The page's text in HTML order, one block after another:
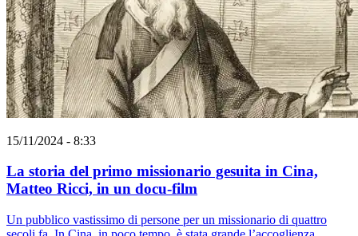
15/11/2024 - 8:33
La storia del primo missionario gesuita in Cina,
Matteo Ricci, in un docu-film
Un pubblico vastissimo di persone per un missionario di quattro